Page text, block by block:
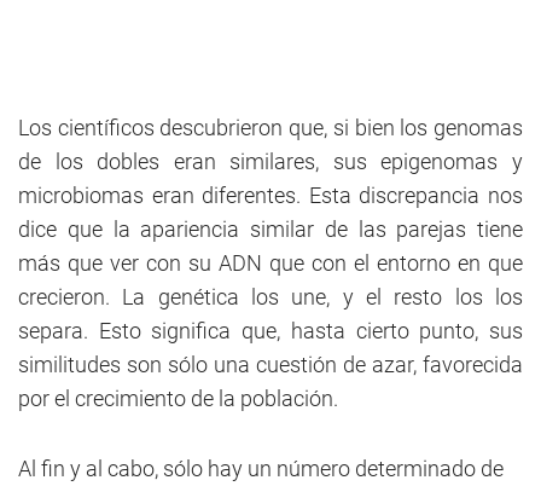
Los científicos descubrieron que, si bien los genomas
de los dobles eran similares, sus epigenomas y
microbiomas eran diferentes. Esta discrepancia nos
dice que la apariencia similar de las parejas tiene
más que ver con su ADN que con el entorno en que
crecieron. La genética los une, y el resto los los
separa. Esto significa que, hasta cierto punto, sus
similitudes son sólo una cuestión de azar, favorecida
por el crecimiento de la población.
Al fin y al cabo, sólo hay un número determinado de